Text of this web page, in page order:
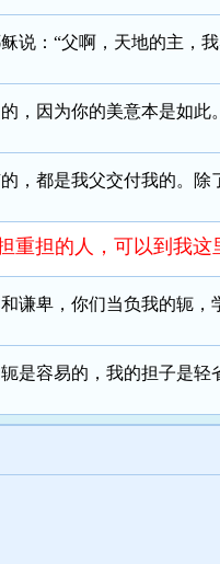
说：“父啊，天地的主，
，因为你的美意本是如
，都是我父交付我的。
重担的人，可以到我
谦卑，你们当负我的轭
是容易的，我的担子是